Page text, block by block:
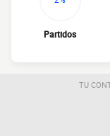
Partidos
TU